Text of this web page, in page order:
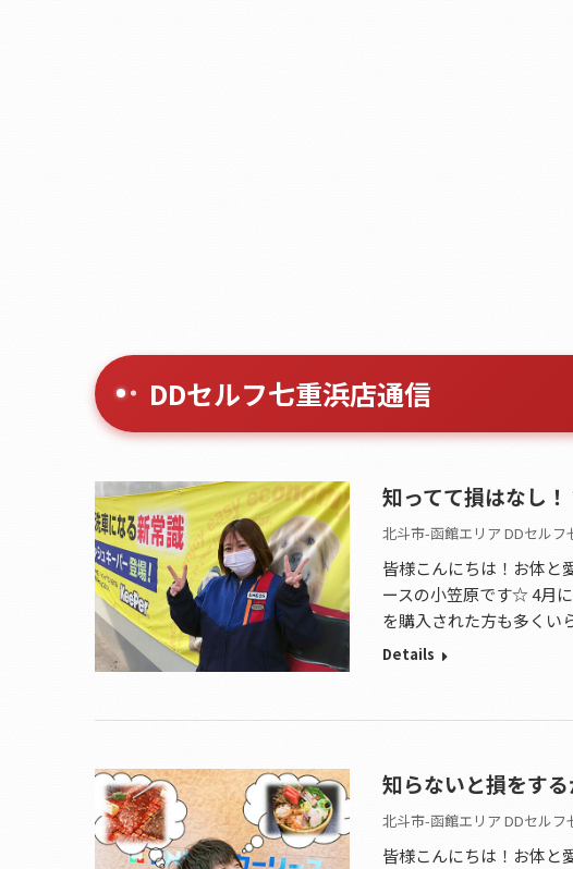
DDセルフ七重浜店通信
知ってて損はなし
北斗市-函館エリア DDセルフ
皆様こんにちは！お体と
ースの小笠原です☆ 4月
を購入された方も多くい
Details
知らないと損をす
北斗市-函館エリア DDセルフ
皆様こんにちは！お体と